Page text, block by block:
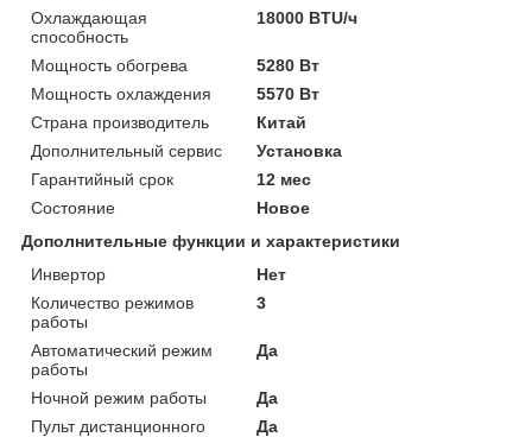
Охлаждающая
способность
18000 BTU/ч
Мощность обогрева
5280 Вт
Мощность охлаждения
5570 Вт
Страна производитель
Китай
Дополнительный сервис
Установка
Гарантийный срок
12 мес
Состояние
Новое
Дополнительные функции и характеристики
Инвертор
Нет
Количество режимов
работы
3
Автоматический режим
работы
Да
Ночной режим работы
Да
Пульт дистанционного
Да